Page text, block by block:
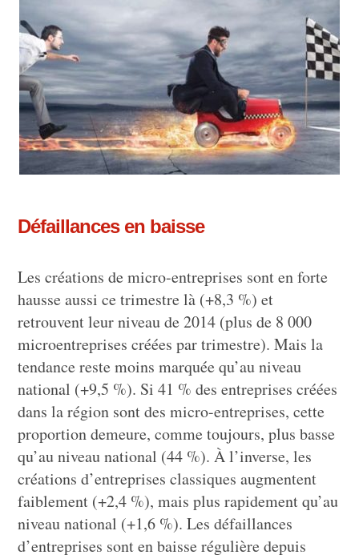
Défaillances en baisse
Les créations de micro-entreprises sont en forte
hausse aussi ce trimestre là (+8,3 %) et
retrouvent leur niveau de 2014 (plus de 8 000
microentreprises créées par trimestre). Mais la
tendance reste moins marquée qu’au niveau
national (+9,5 %). Si 41 % des entreprises créées
dans la région sont des micro-entreprises, cette
proportion demeure, comme toujours, plus basse
qu’au niveau national (44 %). À l’inverse, les
créations d’entreprises classiques augmentent
faiblement (+2,4 %), mais plus rapidement qu’au
niveau national (+1,6 %). Les défaillances
d’entreprises sont en baisse régulière depuis